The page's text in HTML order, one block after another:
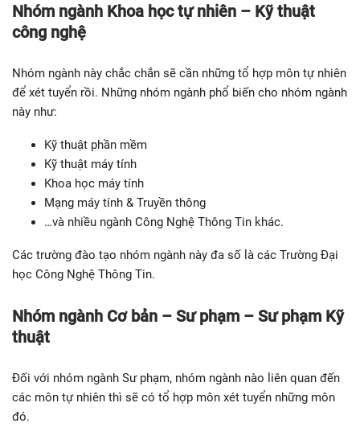
Nhóm ngành Khoa học tự nhiên – Kỹ thuật
công nghệ
Nhóm ngành này chắc chắn sẽ cần những tổ hợp môn tự nhiên
để xét tuyển rồi. Những nhóm ngành phổ biến cho nhóm ngành
này như:
Kỹ thuật phần mềm
Kỹ thuật máy tính
Khoa học máy tính
Mạng máy tính & Truyền thông
…và nhiều ngành Công Nghệ Thông Tin khác.
Các trường đào tạo nhóm ngành này đa số là các Trường Đại
học Công Nghệ Thông Tin.
Nhóm ngành Cơ bản – Sư phạm – Sư phạm Kỹ
thuật
Đối với nhóm ngành Sư phạm, nhóm ngành nào liên quan đến
các môn tự nhiên thì sẽ có tổ hợp môn xét tuyển những môn
đó.